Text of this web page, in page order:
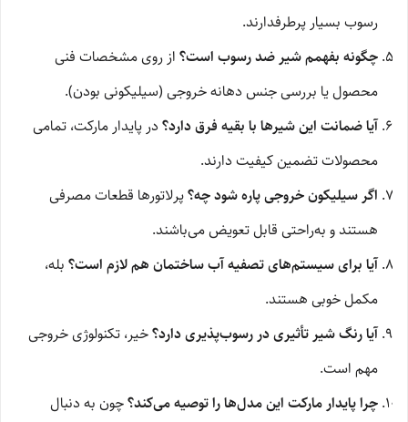
رسوب بسیار پرطرفدارند.
چگونه بفهمم شیر ضد رسوب است؟ از روی مشخصات فنی
محصول یا بررسی جنس دهانه خروجی (سیلیکونی بودن).
آیا ضمانت این شیرها با بقیه فرق دارد؟در پایدار مارکت، تمامی
محصولات تضمین کیفیت دارند.
اگر سیلیکون خروجی پاره شود چه؟پرلاتورها قطعات مصرفی
هستند و به‌راحتی قابل تعویض می‌باشند.
آیا برای سیستم‌های تصفیه آب ساختمان هم لازم است؟ بله،
مکمل خوبی هستند.
آیا رنگ شیر تأثیری در رسوب‌پذیری دارد؟خیر، تکنولوژی خروجی
مهم است.
چرا پایدار مارکت این مدل‌ها را توصیه می‌کند؟چون به دنبال